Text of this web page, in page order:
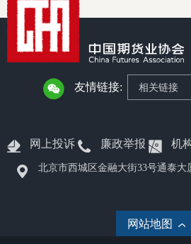
友情链接: 相关链接
网上投诉 廉政举报 机
北京市西城区金融大街33号通泰大
网站地图